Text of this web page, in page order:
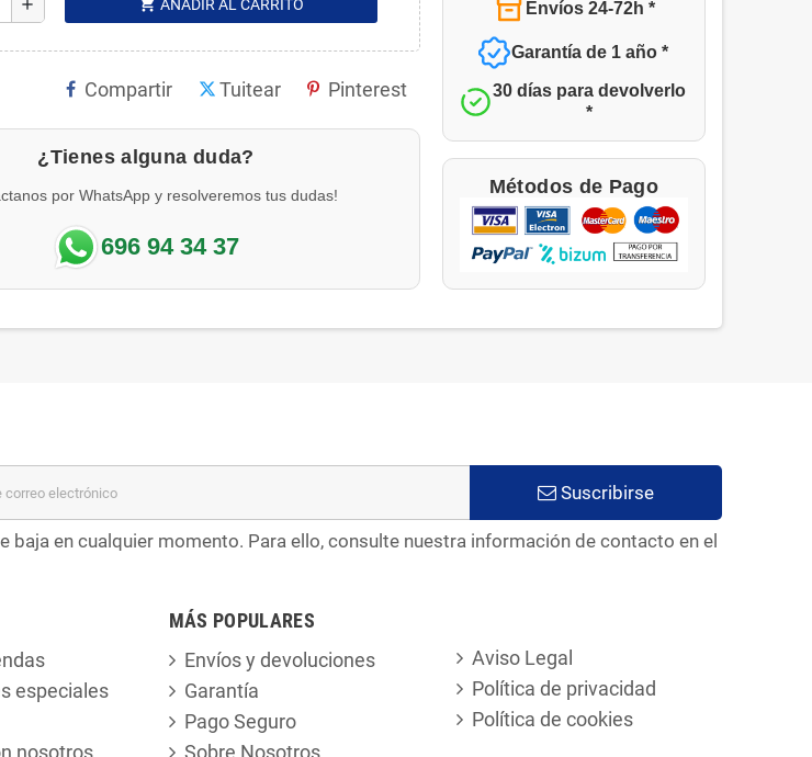
add AÑADIR AL CARRITO
Compartir Tuitear Pinterest
¿Tienes alguna duda?
por WhatsApp y resolveremos tus dudas!
696 94 34 37
Envíos 24-72h *
Garantía de 1 año *
30 días para devolverlo
*
Métodos de Pago
Suscribirse
baja en cualquier momento. Para ello, consulte nuestra información de contacto en el
especiales
MÁS POPULARES
Envíos y devoluciones
Garantía
Pago Seguro
Aviso Legal
Política de privacidad
Política de cookies